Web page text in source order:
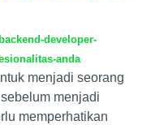
developer-
anda
menjadi seorang
menjadi
memperhatikan